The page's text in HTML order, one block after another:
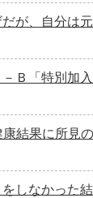
が、自分は
Ｂ「特別加
結果に所見
しなかった